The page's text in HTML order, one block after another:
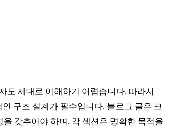
도 제대로 이해하기 어렵습니다. 따라서
구조 설계가 필수입니다. 블로그 글은 크
을 갖추어야 하며, 각 섹션은 명확한 목적을